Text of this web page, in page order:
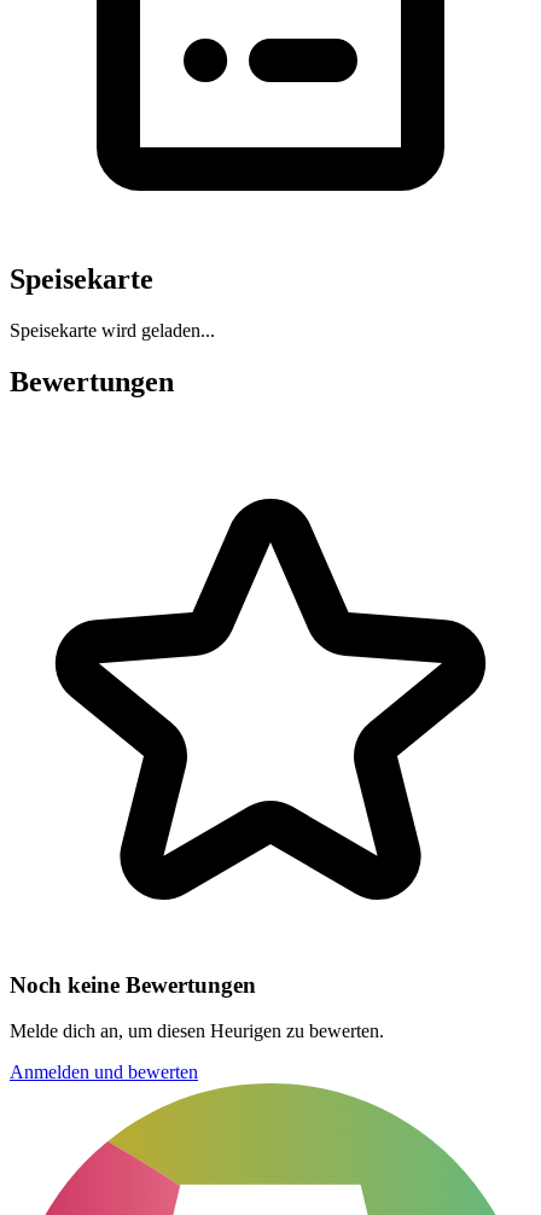
Speisekarte
Speisekarte wird geladen...
Bewertungen
Noch keine Bewertungen
Melde dich an, um diesen Heurigen zu bewerten.
Anmelden und bewerten